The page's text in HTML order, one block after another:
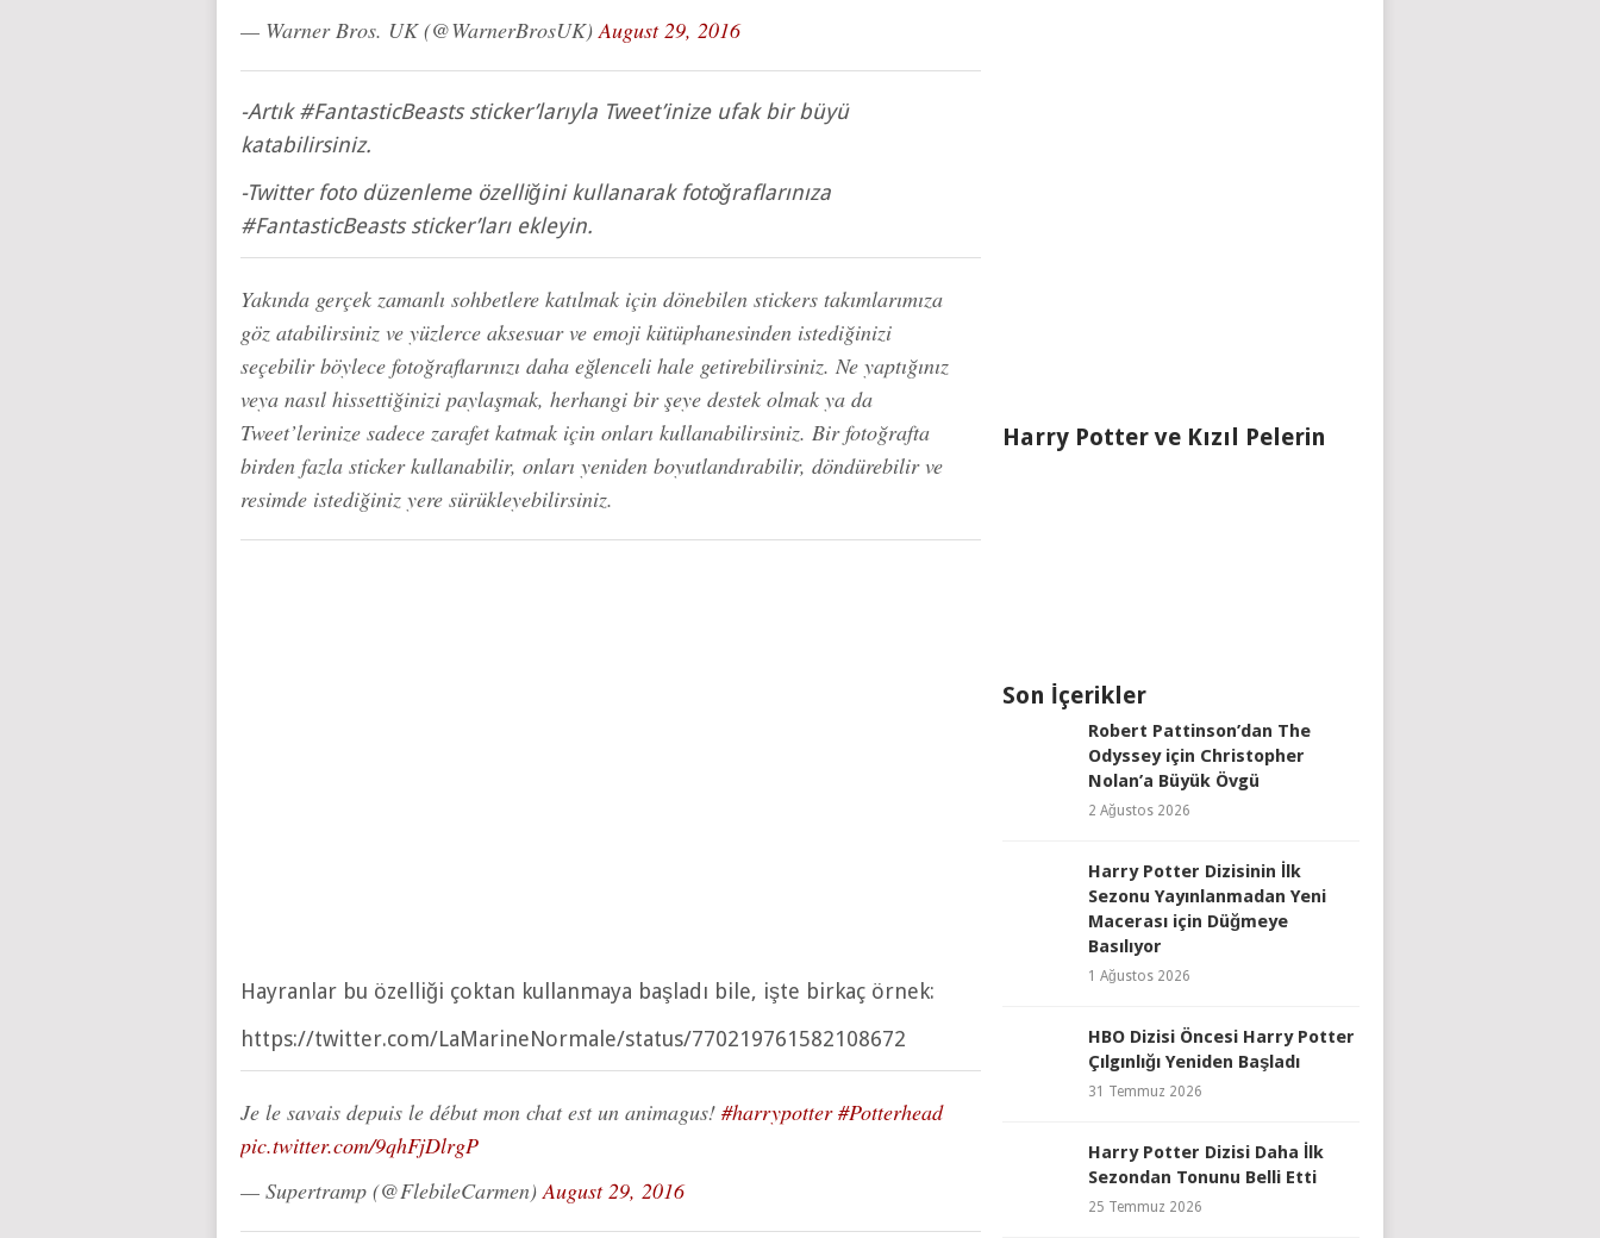
— Warner Bros. UK (@WarnerBrosUK) August 29, 2016
-Artık #FantasticBeasts sticker’larıyla Tweet’inize ufak bir büyü
katabilirsiniz.
-Twitter foto düzenleme özelliğini kullanarak fotoğraflarınıza
#FantasticBeasts sticker’ları ekleyin.
Yakında gerçek zamanlı sohbetlere katılmak için dönebilen stickers takımlarımıza
göz atabilirsiniz ve yüzlerce aksesuar ve emoji kütüphanesinden istediğinizi
seçebilir böylece fotoğraflarınızı daha eğlenceli hale getirebilirsiniz. Ne yaptığınız
veya nasıl hissettiğinizi paylaşmak, herhangi bir şeye destek olmak ya da
Tweet’lerinize sadece zarafet katmak için onları kullanabilirsiniz. Bir fotoğrafta
birden fazla sticker kullanabilir, onları yeniden boyutlandırabilir, döndürebilir ve
resimde istediğiniz yere sürükleyebilirsiniz.
Hayranlar bu özelliği çoktan kullanmaya başladı bile, işte birkaç örnek:
https://twitter.com/LaMarineNormale/status/770219761582108672
Je le savais depuis le début mon chat est un animagus! #harrypotter #Potterhead
pic.twitter.com/9qhFjDlrgP
— Supertramp (@FlebileCarmen)August 29, 2016
Harry Potter ve Kızıl Pelerin
Son İçerikler
Robert Pattinson’dan The
Odyssey için Christopher
Nolan’a Büyük Övgü
2 Ağustos 2026
Harry Potter Dizisinin İlk
Sezonu Yayınlanmadan Yeni
Macerası için Düğmeye
Basılıyor
1 Ağustos 2026
HBO Dizisi Öncesi Harry Potter
Çılgınlığı Yeniden Başladı
31 Temmuz 2026
Harry Potter Dizisi Daha İlk
Sezondan Tonunu Belli Etti
25 Temmuz 2026